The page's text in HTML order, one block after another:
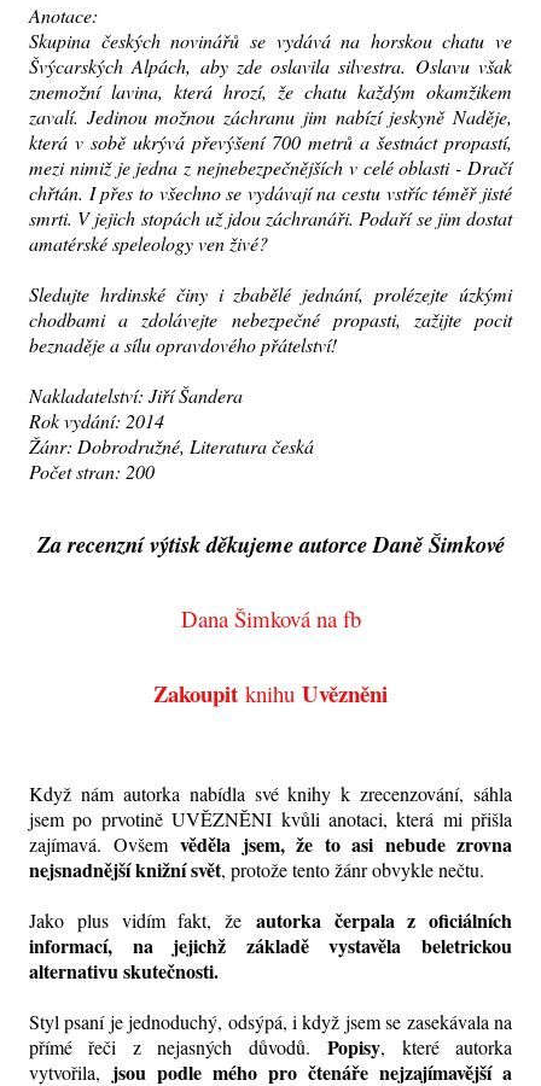
Anotace:
Skupina českých novinářů se vydává na horskou chatu ve
Švýcarských Alpách, aby zde oslavila silvestra. Oslavu však
znemožní lavina, která hrozí, že chatu každým okamžikem
zavalí. Jedinou možnou záchranu jim nabízí jeskyně Naděje,
která v sobě ukrývá převýšení 700 metrů a šestnáct propastí,
mezi nimiž je jedna z nejnebezpečnějších v celé oblasti - Dračí
chřtán. I přes to všechno se vydávají na cestu vstříc téměř jisté
smrti. V jejich stopách už jdou záchranáři. Podaří se jim dostat
amatérské speleology ven živé?
Sledujte hrdinské činy i zbabělé jednání, prolézejte úzkými
chodbami a zdolávejte nebezpečné propasti, zažijte pocit
beznaděje a sílu opravdového přátelství!
Nakladatelství: Jiří Šandera
Rok vydání: 2014
Žánr: Dobrodružné, Literatura česká
Počet stran: 200
Za recenzní výtisk děkujeme autorce Daně Šimkové
Dana Šimková na fb
Zakoupit knihu Uvězněni
Když nám autorka nabídla své knihy k zrecenzování, sáhla
jsem po prvotině UVĚZNĚNI kvůli anotaci, která mi přišla
zajímavá. Ovšem věděla jsem, že to asi nebude zrovna
nejsnadnější knižní svět, protože tento žánr obvykle nečtu.
Jako plus vidím fakt, že autorka čerpala z oficiálních
informací, na jejichž základě vystavěla beletrickou
alternativu skutečnosti.
Styl psaní je jednoduchý, odsýpá, i když jsem se zasekávala na
přímé řeči z nejasných důvodů.Popisy, které autorka
vytvořila, jsou podle mého pro čtenáře nejzajímavější a